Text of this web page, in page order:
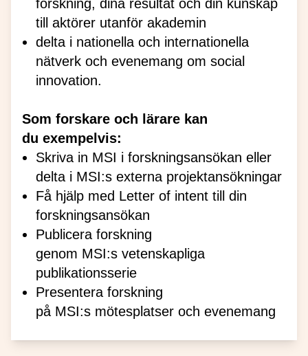
forskning, dina resultat och din kunskap
till aktörer utanför akademin
delta i nationella och internationella
nätverk och evenemang om social
innovation.
Som forskare och lärare kan
du exempelvis:
Skriva in MSI i forskningsansökan eller
delta i MSI:s externa projektansökningar
Få hjälp med Letter of intent till din
forskningsansökan
Publicera forskning
genom MSI:s vetenskapliga
publikationsserie
Presentera forskning
på MSI:s mötesplatser och evenemang